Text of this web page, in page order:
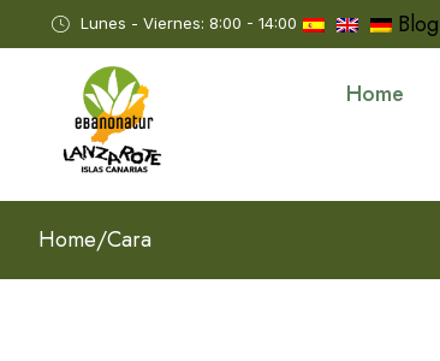
Lunes - Viernes: 8:00 - 14:00 Blog
Home
Home/Cara